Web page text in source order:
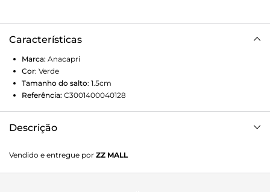
Características
Marca: Anacapri
Cor: Verde
Tamanho do salto: 1.5cm
Referência: C3001400040128
Descrição
com duas tiras grossas na gáspea que se cruzam entre si.
Palmilha nude com o nome da marca. Deixa dedos e
Vendido e entregue por ZZ MALL